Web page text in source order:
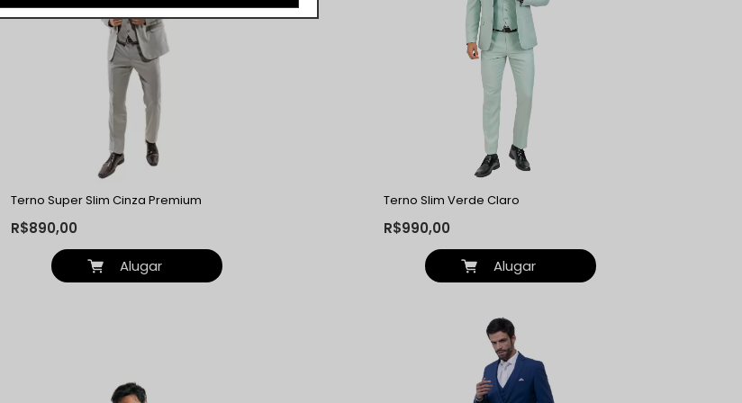
Terno Super Slim Cinza Premium
R$890,00
Alugar
Terno Slim Verde Claro
R$990,00
Alugar